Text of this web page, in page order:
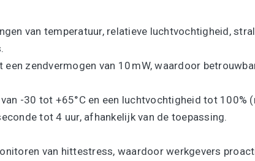
van temperatuur, relatieve luchtvochtigheid,
zendvermogen van 10 mW, waardoor
-30 tot +65°C en een luchtvochtigheid tot 100%
tot 4 uur, afhankelijk van de toepassing.​
van hittestress, waardoor werkgevers